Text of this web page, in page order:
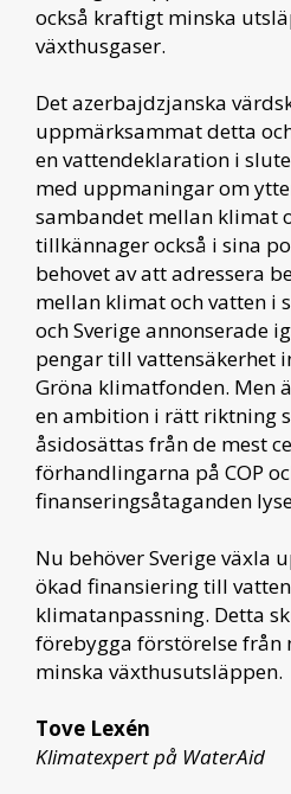
också kraftigt minska
växthusgaser.
Det azerbajdzjanska
uppmärksammat detta
en vattendeklaration i
med uppmaningar om
sambandet mellan klimat
tillkännager också i sina
behovet av att adressera
mellan klimat och vatten i
och Sverige annonserade
pengar till vattensäkerhet
Gröna klimatfonden. Men
en ambition i rätt riktning
åsidosättas från de mest
förhandlingarna på COP
finanseringsåtaganden
Nu behöver Sverige växla
ökad finansiering till
klimatanpassning. Detta
förebygga förstörelse
minska växthusutsläppen.
Tove Lexén
Klimatexpert på WaterAid